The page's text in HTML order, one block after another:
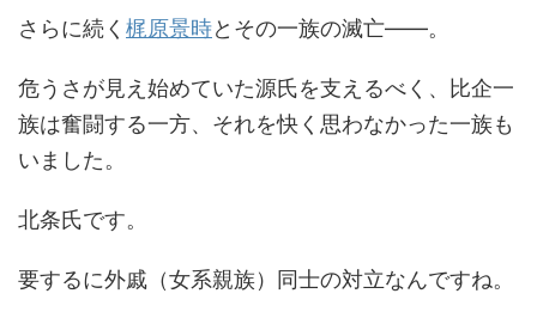
さらに続く 梶原景時とその一族の滅亡――。
危うさが見え始めていた源氏を支えるべく、比企一
族は奮闘する一方、それを快く思わなかった一族も
いました。
北条氏です。
要するに外戚（女系親族）同士の対立なんですね。